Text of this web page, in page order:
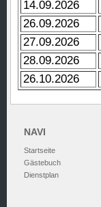
14.09.2026
26.09.2026
27.09.2026
28.09.2026
26.10.2026
NAVI
Startseite
Gästebuch
Dienstplan